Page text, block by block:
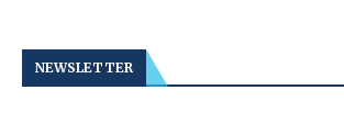
NEWSLETTER